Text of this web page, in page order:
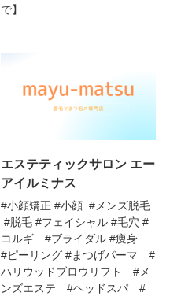
で】
エステティックサロン エー
アイルミナス
#小顔矯正 #小顔 #メンズ脱毛
#脱毛 #フェイシャル #毛穴 #
コルギ #ブライダル #痩身
#ピーリング #まつげパーマ #
ハリウッドブロウリフト #メ
ンズエステ #ヘッドスパ #